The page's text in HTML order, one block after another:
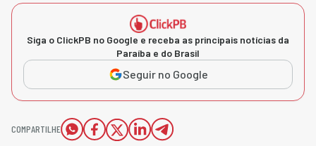
Siga o ClickPB no Google e receba as principais notícias da
Paraíba e do Brasil
Seguir no Google
COMPARTILHE